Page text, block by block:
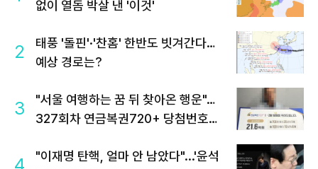
없이 열돔 박살 낸 '이것'
2
태풍 '돌핀'·'찬홈' 한반도 빗겨간다…
예상 경로는?
3
"서울 여행하는 꿈 뒤 찾아온 행운"…
327회차 연금복권720+ 당첨번호조
"이재명 탄핵, 얼마 안 남았다"...'윤석